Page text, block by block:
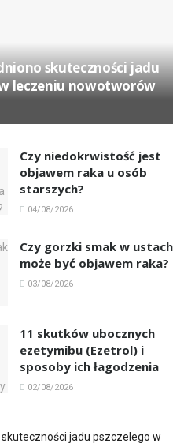
skuteczności jadu
leczeniu nowotworów
Czy niedokrwistość jest
objawem raka u osób
starszych?
04/08/2026
Czy gorzki smak w ustach
może być objawem raka?
03/08/2026
11 skutków ubocznych
ezetymibu (Ezetrol) i
sposoby ich łagodzenia
02/08/2026
jadu pszczelego w